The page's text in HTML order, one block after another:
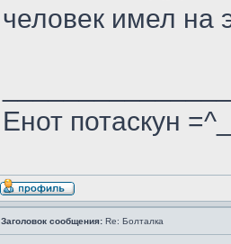
человек имел на
Енот потаскун
Заголовок сообщения: Re: Болталка